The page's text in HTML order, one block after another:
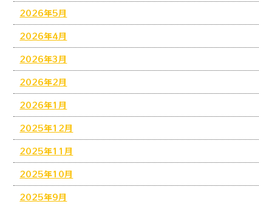
2026年5月
2026年4月
2026年3月
2026年2月
2026年1月
2025年12月
2025年11月
2025年10月
2025年9月